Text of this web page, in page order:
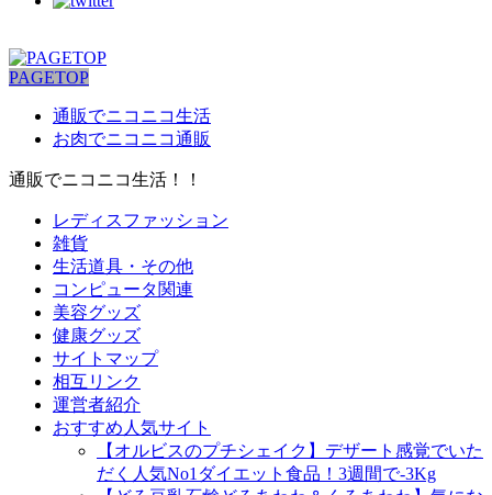
PAGETOP
通販でニコニコ生活
お肉でニコニコ通販
通販でニコニコ生活！！
レディスファッション
雑貨
生活道具・その他
コンピュータ関連
美容グッズ
健康グッズ
サイトマップ
相互リンク
運営者紹介
おすすめ人気サイト
【オルビスのプチシェイク】デザート感覚でいた
だく人気No1ダイエット食品！3週間で-3Kg